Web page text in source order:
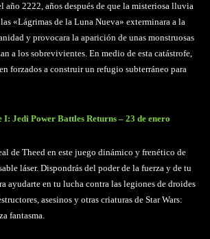
año 2222, años después de que la misteriosa lluvia
«Lágrimas de la Luna Nueva» exterminara a la
y provocara la aparición de unas monstruosas
a los sobrevivientes. En medio de esta catástrofe,
forzados a construir un refugio subterráneo para
I: Jedi Power Battles Returns – 23 de enero
de Theed en este juego dinámico y frenético de
láser. Dispondrás del poder de la fuerza y de tu
ayudarte en tu lucha contra las legiones de droides
asesinos y otras criaturas de Star Wars:
fantasma.